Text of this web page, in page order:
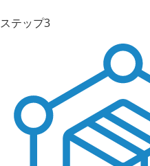
ステップ3